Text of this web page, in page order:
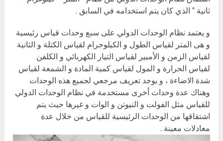
ثانية ” الذي كان يتم استخدامه في السابق .
و يعتمد نظام الوحدات الدولي على سبع وحدات قياس رئيسية
و هى المتر لقياس الطول و الكيلوجرام لقياس الكتلة و الثانية
لقياس الزمن و الأمبير لقياس التيار الكهربائي و الكلفن
لقياس الحرارة و المول لقياس كمية المادة و الشمعة لقياس
شدة الاضاءة ، و يوجد تعريف مرجعي لجميع هذه الوحدات
وهناك عدة وحدات أخرى مستخدمة في نظام الوحدات الدولي
للقياس مثل الفولت و النيوتن و الوات و غيرها حيث يتم
اشتقاقها من الوحدات الرئيسية للقياس من خلال عدة
معادلات معينة .